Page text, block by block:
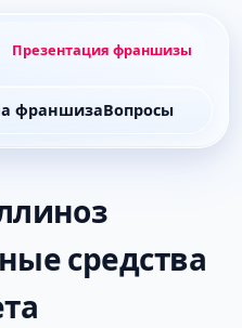
франшизаВопросы
Презентация франшизы
средства